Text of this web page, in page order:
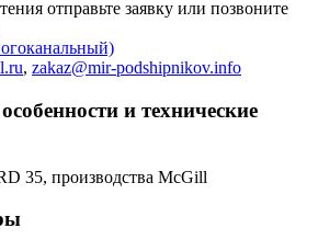
отправьте заявку или позвоните
, zakaz@mir-podshipnikov.info
и технические
35, производства McGill